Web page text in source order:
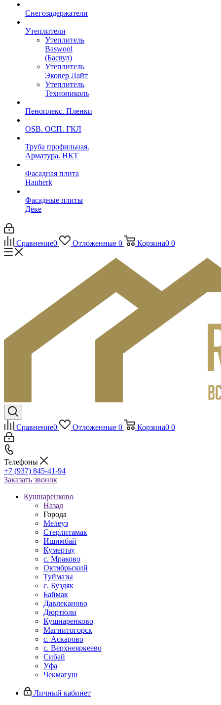
Снегозадержатели
Утеплители
Утеплитель
Baswool
(Басвул)
Утеплитель
Эковер Лайт
Утеплитель
Технониколь
Пеноплекс. Пленки
OSB. ОСП. ГКЛ
Труба профильная.
Арматура. НКТ
Фасадная плита
Hauberk
Фасадные плиты
Дёке
Сравнение0 Отложенные 0 Корзина0 0
Сравнение0 Отложенные 0 Корзина0 0
Телефоны
+7 (937) 845-41-94
Заказать звонок
Кушнаренково
Назад
Города
Мелеуз
Стерлитамак
Ишимбай
Кумертау
c. Мраково
Октябрьский
Туймазы
c. Буздяк
Баймак
Давлеканово
Дюртюли
Кушнаренково
Магнитогорск
с. Аскарово
с. Верхнеяркеево
Сибай
Уфа
Чекмагуш
Личный кабинет